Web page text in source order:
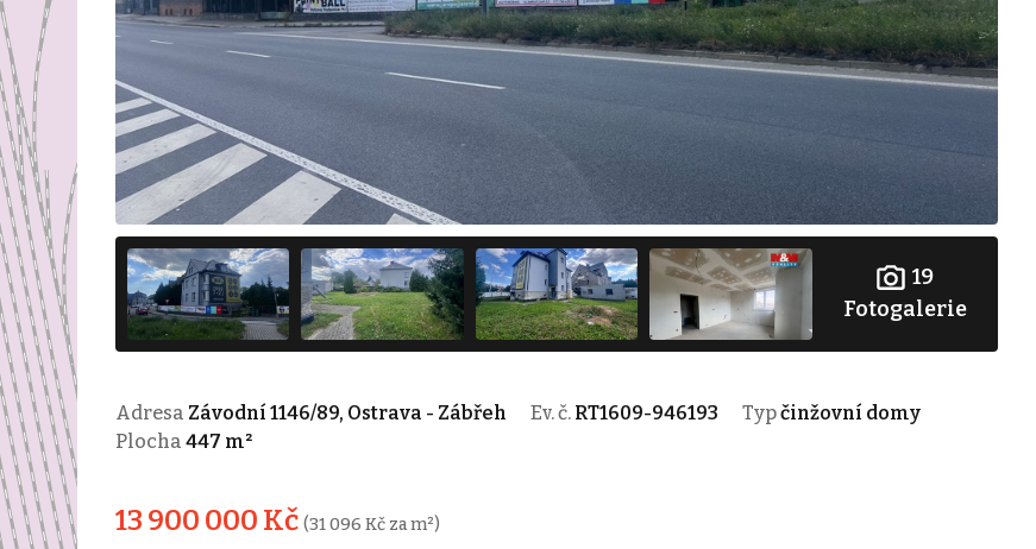
19
Fotogalerie
Adresa Závodní 1146/89, Ostrava - Zábřeh Ev. č. RT1609-946193 Typčinžovní domy
Plocha 447 m²
13 900 000 Kč (31 096 Kč za m²)